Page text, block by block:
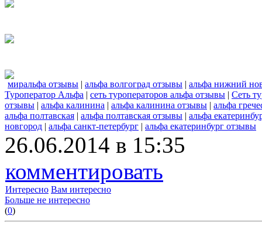
миральфа отзывы | альфа волгоград отзывы | альфа нижний
Туроператор Альфа | сеть туроператоров альфа отзывы | Сеть
отзывы | альфа калинина | альфа калинина отзывы | альфа
альфа полтавская | альфа полтавская отзывы | альфа
новгород | альфа санкт-петербург | альфа екатеринбург отзывы
26.06.2014 в 15:35
комментировать
Интересно Вам интересно
Больше не интересно
(0)